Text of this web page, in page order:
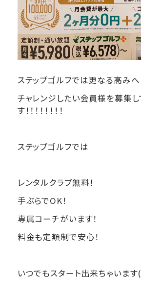
ステップゴルフでは更なる高みへ
チャレンジしたい会員様を募集し
す！！！！！！！！
ステップゴルフでは
レンタルクラブ無料！
手ぶらでOK！
専属コーチがいます！
料金も定額制で安心！
いつでもスタート出来ちゃいま